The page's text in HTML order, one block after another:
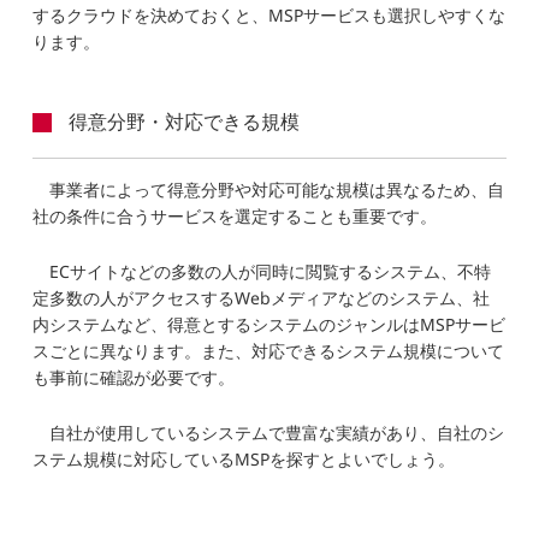
するクラウドを決めておくと、MSPサービスも選択しやすくな
ります。
得意分野・対応できる規模
事業者によって得意分野や対応可能な規模は異なるため、自
社の条件に合うサービスを選定することも重要です。
ECサイトなどの多数の人が同時に閲覧するシステム、不特
定多数の人がアクセスするWebメディアなどのシステム、社
内システムなど、得意とするシステムのジャンルはMSPサービ
スごとに異なります。また、対応できるシステム規模について
も事前に確認が必要です。
自社が使用しているシステムで豊富な実績があり、自社のシ
ステム規模に対応しているMSPを探すとよいでしょう。